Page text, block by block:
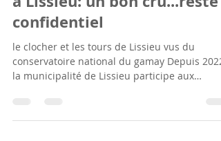
Journées du patrimoine 2025
à Lissieu: un bon cru...resté
confidentiel
le clocher et les tours de Lissieu vus du